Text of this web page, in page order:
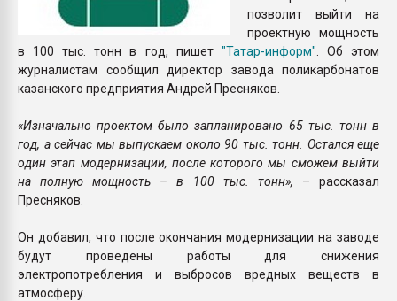
позволит выйти на
проектную мощность
в 100 тыс. тонн в год, пишет "Татар-информ" . Об этом
журналистам сообщил директор завода поликарбонатов
казанского предприятия Андрей Пресняков.
«Изначально проектом было запланировано 65 тыс. тонн в
год, а сейчас мы выпускаем около 90 тыс. тонн. Остался еще
один этап модернизации, после которого мы сможем выйти
на полную мощность – в 100 тыс. тонн», – рассказал
Пресняков.
Он добавил, что после окончания модернизации на заводе
будут проведены работы для снижения
электропотребления и выбросов вредных веществ в
атмосферу.